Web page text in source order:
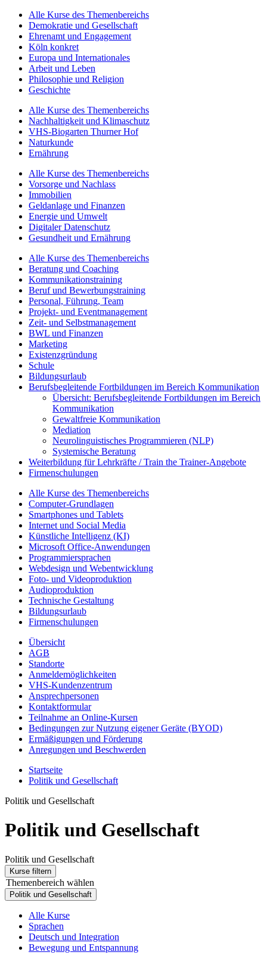
Alle Kurse des Themenbereichs
Demokratie und Gesellschaft
Ehrenamt und Engagement
Köln konkret
Europa und Internationales
Arbeit und Leben
Philosophie und Religion
Geschichte
Alle Kurse des Themenbereichs
Nachhaltigkeit und Klimaschutz
VHS-Biogarten Thurner Hof
Naturkunde
Ernährung
Alle Kurse des Themenbereichs
Vorsorge und Nachlass
Immobilien
Geldanlage und Finanzen
Energie und Umwelt
Digitaler Datenschutz
Gesundheit und Ernährung
Alle Kurse des Themenbereichs
Beratung und Coaching
Kommunikationstraining
Beruf und Bewerbungstraining
Personal, Führung, Team
Projekt- und Eventmanagement
Zeit- und Selbstmanagement
BWL und Finanzen
Marketing
Existenzgründung
Schule
Bildungsurlaub
Berufsbegleitende Fortbildungen im Bereich Kommunikation
Übersicht: Berufsbegleitende Fortbildungen im Bereich
Kommunikation
Gewaltfreie Kommunikation
Mediation
Neurolinguistisches Programmieren (NLP)
Systemische Beratung
Weiterbildung für Lehrkräfte / Train the Trainer-Angebote
Firmenschulungen
Alle Kurse des Themenbereichs
Computer-Grundlagen
Smartphones und Tablets
Internet und Social Media
Künstliche Intelligenz (KI)
Microsoft Office-Anwendungen
Programmiersprachen
Webdesign und Webentwicklung
Foto- und Videoproduktion
Audioproduktion
Technische Gestaltung
Bildungsurlaub
Firmenschulungen
Übersicht
AGB
Standorte
Anmeldemöglichkeiten
VHS-Kundenzentrum
Ansprechpersonen
Kontaktformular
Teilnahme an Online-Kursen
Bedingungen zur Nutzung eigener Geräte (BYOD)
Ermäßigungen und Förderung
Anregungen und Beschwerden
Startseite
Politik und Gesellschaft
Politik und Gesellschaft
Politik und Gesellschaft
Politik und Gesellschaft
Kurse filtern
Themenbereich wählen
Politik und Gesellschaft
Alle Kurse
Sprachen
Deutsch und Integration
Bewegung und Entspannung